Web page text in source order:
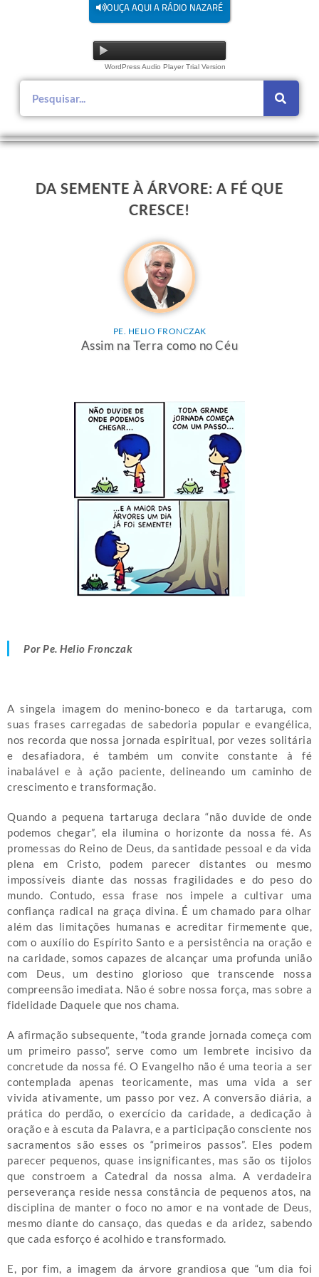
OUÇA AQUI A RÁDIO NAZARÉ
WordPress Audio Player Trial Version
DA SEMENTE À ÁRVORE: A FÉ QUE
CRESCE!
PE. HELIO FRONCZAK
Assim na Terra como no Céu
Por Pe. Helio Fronczak
A singela imagem do menino-boneco e da tartaruga, com
suas frases carregadas de sabedoria popular e evangélica,
nos recorda que nossa jornada espiritual, por vezes solitária
e desafiadora, é também um convite constante à fé
inabalável e à ação paciente, delineando um caminho de
crescimento e transformação.
Quando a pequena tartaruga declara “não duvide de onde
podemos chegar”, ela ilumina o horizonte da nossa fé. As
promessas do Reino de Deus, da santidade pessoal e da vida
plena em Cristo, podem parecer distantes ou mesmo
impossíveis diante das nossas fragilidades e do peso do
mundo. Contudo, essa frase nos impele a cultivar uma
confiança radical na graça divina. É um chamado para olhar
além das limitações humanas e acreditar firmemente que,
com o auxílio do Espírito Santo e a persistência na oração e
na caridade, somos capazes de alcançar uma profunda união
com Deus, um destino glorioso que transcende nossa
compreensão imediata. Não é sobre nossa força, mas sobre a
fidelidade Daquele que nos chama.
A afirmação subsequente, “toda grande jornada começa com
um primeiro passo”, serve como um lembrete incisivo da
concretude da nossa fé. O Evangelho não é uma teoria a ser
contemplada apenas teoricamente, mas uma vida a ser
vivida ativamente, um passo por vez. A conversão diária, a
prática do perdão, o exercício da caridade, a dedicação à
oração e à escuta da Palavra, e a participação consciente nos
sacramentos são esses os “primeiros passos”. Eles podem
parecer pequenos, quase insignificantes, mas são os tijolos
que constroem a Catedral da nossa alma. A verdadeira
perseverança reside nessa constância de pequenos atos, na
disciplina de manter o foco no amor e na vontade de Deus,
mesmo diante do cansaço, das quedas e da aridez, sabendo
que cada esforço é acolhido e transformado.
E, por fim, a imagem da árvore grandiosa que “um dia foi